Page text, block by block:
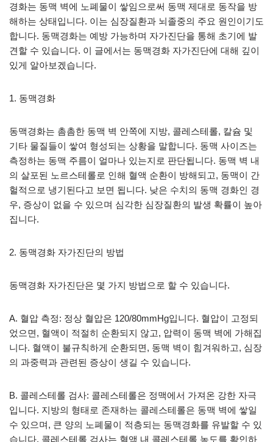
경화는 동맥 벽에 노폐물이 쌓임으로써 동맥 제대로 동작을 방
해하는 상태입니다. 이는 심장질환과 뇌졸중의 주요 원인이기도
합니다. 동맥경화는 예방 가능하며 자가진단을 통해 초기에 발
견할 수 있습니다. 이 글에서는 동맥경화 자가진단에 대해 깊이
있게 알아보겠습니다.
1. 동맥경화
동맥경화는 촘촘한 동맥 벽 안쪽에 지방, 콜레스테롤, 칼슘 및
기타 물질들이 쌓여 형성되는 상황을 말합니다. 동맥 사이즈는
측정하는 동맥 주름이 얼마나 있는지로 판단됩니다. 동맥 벽 내
의 살포된 노르스테롤로 인해 혈액 순환이 방해되고, 동맥이 간
헐적으로 냉기된다고 보면 됩니다. 낮은 수치의 동맥 경화인 경
우, 증상이 없을 수 있으며 심각한 심장질환의 발생 확률이 높아
집니다.
2. 동맥경화 자가진단의 방법
동맥경화 자가진단은 몇 가지 방법으로 할 수 있습니다.
A. 혈압 측정: 정상 혈압은 120/80mmHg입니다. 혈압이 고정되
었으면, 혈액이 적절히 순환되지 않고, 압력이 동맥 벽에 가해집
니다. 혈액이 불규칙하게 순환되면, 동맥 벽이 힘겨워하고, 심장
의 과중력과 관련된 증상이 생길 수 있습니다.
B. 콜레스테롤 검사: 콜레스테롤은 정맥에서 가져온 강한 자극
입니다. 지방의 형태로 존재하는 콜레스테롤은 동맥 벽에 쌓일
수 있으며, 큰 양의 노폐물이 적층되는 동맥경화를 유발할 수 있
습니다. 콜레스테롤 검사는 혈액 내 콜레스테롤 농도를 확인하